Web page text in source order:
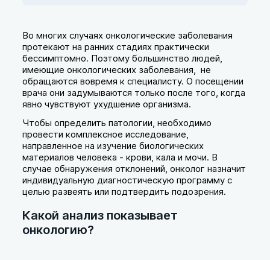
Во многих случаях онкологические заболевания
протекают на ранних стадиях практически
бессимптомно. Поэтому большинство людей,
имеющие онкологических заболевания, не
обращаются вовремя к специалисту. О посещении
врача они задумываются только после того, когда
явно чувствуют ухудшение организма.
Чтобы определить патологии, необходимо
провести комплексное исследование,
направленное на изучение биологических
материалов человека - крови, кала и мочи. В
случае обнаружения отклонений, онколог назначит
индивидуальную диагностическую программу с
целью развеять или подтвердить подозрения.
Какой анализ показывает
онкологию?